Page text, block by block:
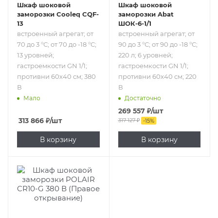
Шкаф шоковой
заморозки Cooleq CQF-
13
встроенный агрегат; от
70 до 3 °С; от 70 до -18 °С;
13 уровней;
гастроемкости GN 1/1;
противни 60х40 см; 380
В
Мало
313 866 ₽/шт
В корзину
Шкаф шоковой
заморозки Abat
ШОК-6-1/1
встроенный агрегат; от
90 до 3 °С; от 90 до -18 °С;
220 л; 6 уровней;
гастроемкости GN 1/1;
противни 60х40 см; 220
В
Достаточно
269 557₽/шт
317 127₽ -15%
В корзину
Подпись к товару
от 90 до 3 °С; от
90 до -18 °С; 10
уровней;